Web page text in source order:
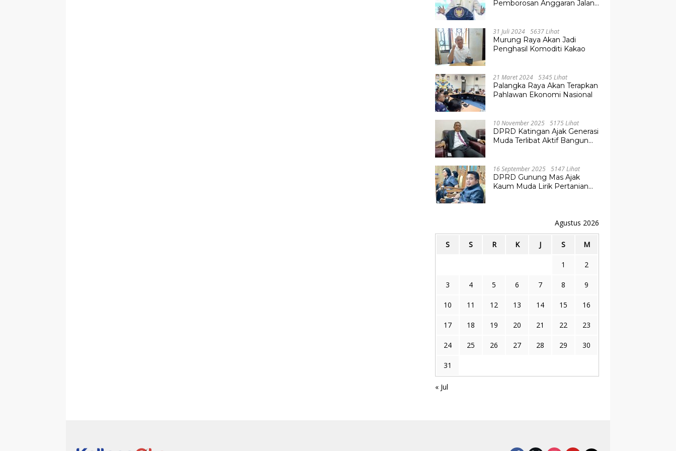
Pemborosan Anggaran Jalan
31 Juli 2024 5637 Lihat
Murung Raya Akan Jadi
Penghasil Komoditi Kakao
21 Maret 2024 5345 Lihat
Palangka Raya Akan Terapkan
Pahlawan Ekonomi Nasional
10 November 2025 5175 Lihat
DPRD Katingan Ajak Generasi
Muda Terlibat Aktif Bangun
16 September 2025 5147 Lihat
DPRD Gunung Mas Ajak
Kaum Muda Lirik Pertanian
Agustus 2026
S S R K J S M
1 2
3 4 5 6 7 8 9
10 11 12 13 14 15 16
17 18 19 20 21 22 23
24 25 26 27 28 29 30
31
« Jul